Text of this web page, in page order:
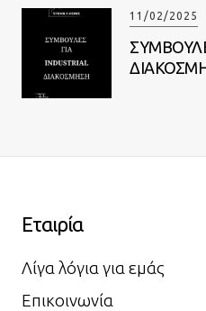
11/02/2025
Εταιρία
Λίγα λόγια για εμάς
Επικοινωνία